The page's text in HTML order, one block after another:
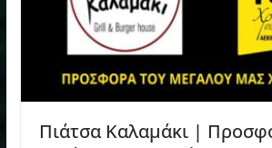
Πιάτσα Καλαμάκι |